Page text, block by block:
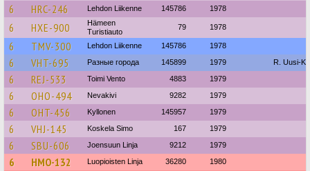
6 HRC-246 Lehdon Liikenne 145786 1978
6 HXE-900
Hämeen
Turistiauto
79 1978
6 TMV-300 Lehdon Liikenne 145786 1978
6 VHT-695 Разные города 145899 1979 R. Uusi-
6 REJ-533 Toimi Vento 4883 1979
6 OHO-494 Nevakivi 9282 1979
6 OHT-456 Kyllonen 145957 1979
6 VHJ-145 Koskela Simo 167 1979
6 SBU-606 Joensuun Linja 9212 1979
6 HMO-132 Luopioisten Linja 36280 1980